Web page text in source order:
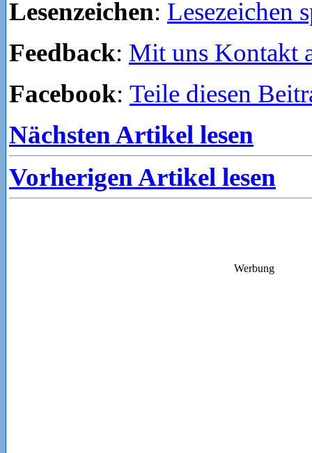
Lesenzeichen: Lesezeichen
Feedback: Mit uns Kontakt
Facebook: Teile diesen
Nächsten Artikel lesen
Vorherigen Artikel lesen
Werbung